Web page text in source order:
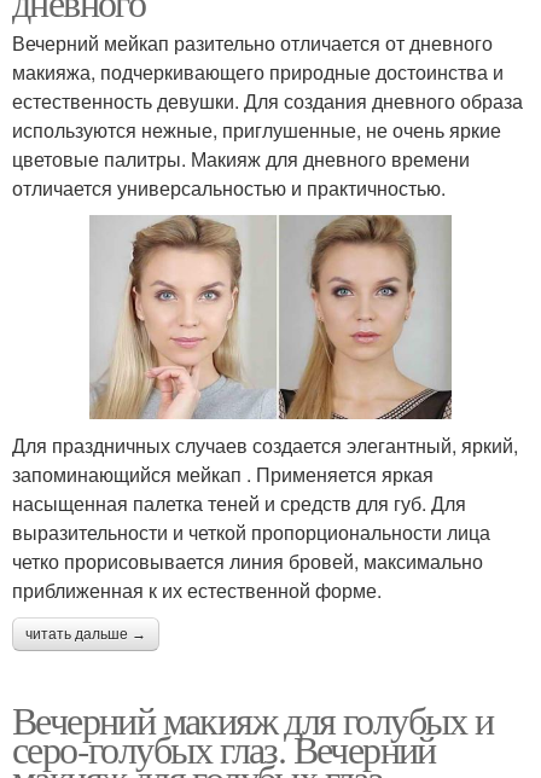
Вечерний мейкап разительно отличается от дневного
макияжа, подчеркивающего природные достоинства и
естественность девушки. Для создания дневного образа
используются нежные, приглушенные, не очень яркие
цветовые палитры. Макияж для дневного времени
отличается универсальностью и практичностью.
Для праздничных случаев создается элегантный, яркий,
запоминающийся мейкап . Применяется яркая
насыщенная палетка теней и средств для губ. Для
выразительности и четкой пропорциональности лица
четко прорисовывается линия бровей, максимально
приближенная к их естественной форме.
читать дальше →
Вечерний макияж для голубых и
серо-голубых глаз. Вечерний